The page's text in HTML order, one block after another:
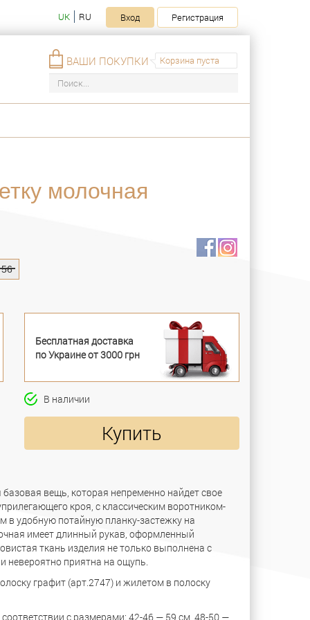
UK RU Вход Регистрация
Корзина пуста
ВАШИ ПОКУПКИ
молочная
56
Бесплатная доставка
по Украине от 3000 грн
В наличии
Купить
вещь, которая непременно найдет свое
кроя, с классическим воротником-
удобную потайную планку-застежку на
имеет длинный рукав, оформленный
ткань изделия не только выполнена с
невероятно приятна на ощупь.
графит (арт.2747) и жилетом в полоску
с размерами: 42-46 — 59 см, 48-50 —